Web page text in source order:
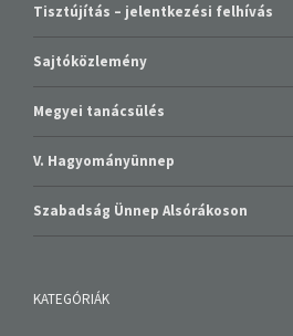
Tisztújítás – jelentkezési felhívás
Sajtóközlemény
Megyei tanácsülés
V. Hagyományünnep
Szabadság Ünnep Alsórákoson
KATEGÓRIÁK